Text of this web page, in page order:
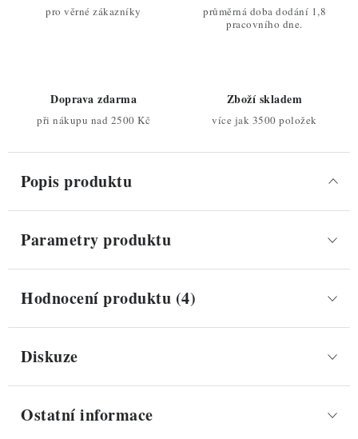
pro věrné zákazníky
průměrná doba dodání 1,8
pracovního dne.
Doprava zdarma
při nákupu nad 2500 Kč
Zboží skladem
více jak 3500 položek
Popis produktu
Parametry produktu
Hodnocení produktu (4)
Diskuze
Ostatní informace